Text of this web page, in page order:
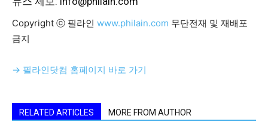
Copyright ⓒ 필라인 www.philain.com 무단전재 및 재배포
금지
→ 필라인닷컴 홈페이지 바로 가기
RELATED ARTICLES MORE FROM AUTHOR